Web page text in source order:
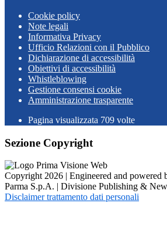
Cookie policy
Note legali
Informativa Privacy
Ufficio Relazioni con il Pubblico
Dichiarazione di accessibilità
Obiettivi di accessibilità
Whistleblowing
Gestione consensi cookie
Amministrazione trasparente
Pagina visualizzata 709 volte
Sezione Copyright
Copyright 2026 | Engineered and powered
Parma S.p.A. | Divisione Publishing &
Disclaimer trattamento dati personali